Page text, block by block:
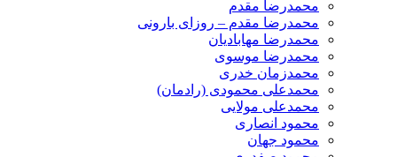
محمدرضا مقدم
محمدرضا مقدم – روزای بارونی
محمدرضا مهابادیان
محمدرضا موسوی
محمدزمان خدری
محمدعلی محمودی (رادمان)
محمدعلی مولایی
محمود انصاری
محمود جهان